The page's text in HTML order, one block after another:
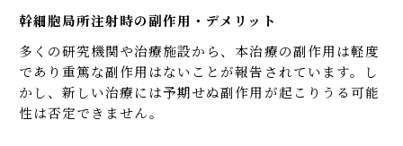
幹細胞局所注射時の副作用・デメリット
多くの研究機関や治療施設から、本治療の副作用は軽度
であり重篤な副作用はないことが報告されています。し
かし、新しい治療には予期せぬ副作用が起こりうる可能
性は否定できません。